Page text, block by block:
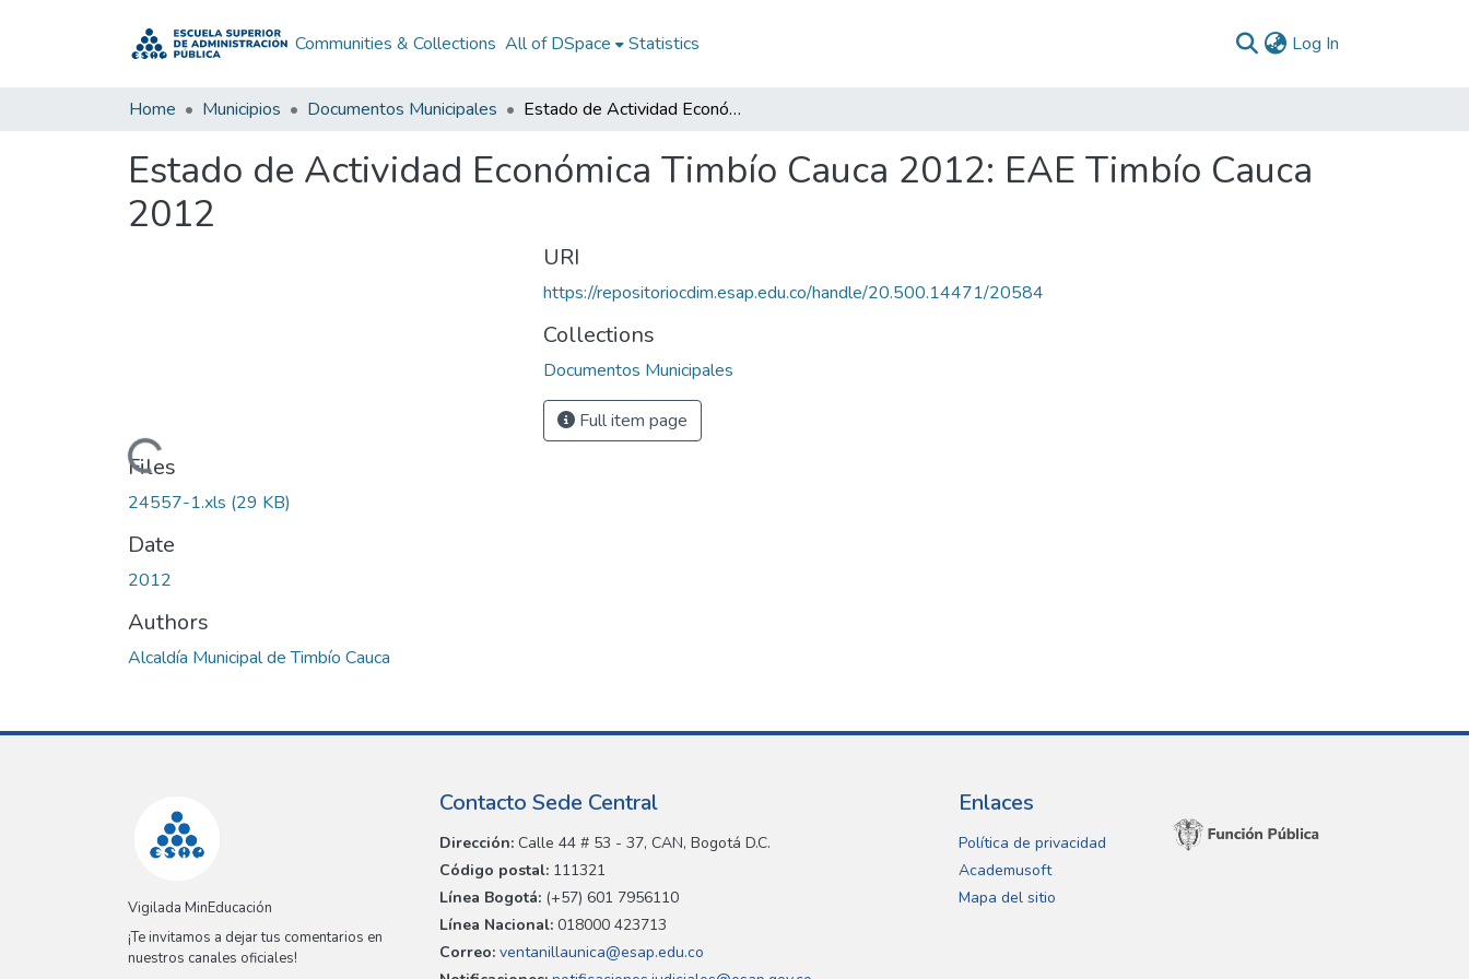
Communities & Collections All of DSpace Statistics Log In
Home Municipios Documentos Municipales Estado de Actividad Económica Timbío Cauca 2012: EAE Timbío Cauca 2012
Estado de Actividad Económica Timbío Cauca 2012: EAE Timbío Cauca
2012
Loading...
Files
24557-1.xls (29 KB)
Date
2012
Authors
Alcaldía Municipal de Timbío Cauca
URI
https://repositoriocdim.esap.edu.co/handle/20.500.14471/20584
Collections
Documentos Municipales
Full item page
Vigilada MinEducación
¡Te invitamos a dejar tus comentarios en
nuestros canales oficiales!
Contacto Sede Central
Dirección: Calle 44 # 53 - 37, CAN, Bogotá D.C.
Código postal: 111321
Línea Bogotá: (+57) 601 7956110
Línea Nacional: 018000 423713
Correo: ventanillaunica@esap.edu.co
Enlaces
Política de privacidad
Academusoft
Mapa del sitio